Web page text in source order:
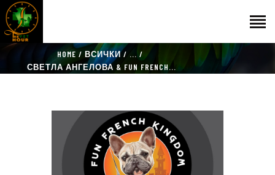
HOME ВСИЧКИ
...
СВЕТЛА АНГЕЛОВА & FUN FRENCH...
НАЧАЛО
КАТАЛОГ
THE VET HOUR
БЛОГ